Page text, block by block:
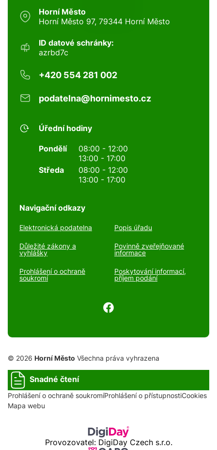
Horní Město
Horní Město 97, 79344 Horní Město
ID datové schránky:
azrbd7c
+420 554 281 002
podatelna@hornimesto.cz
Úřední hodiny
Pondělí
08:00 - 12:00
13:00 - 17:00
Středa
08:00 - 12:00
13:00 - 17:00
Navigační odkazy
Elektronická podatelna Popis úřadu
Důležité zákony a
vyhlášky
Povinně zveřejňované
informace
Prohlášení o ochraně
soukromí
Poskytování informací,
příjem podání
© 2026 Horní Město Všechna práva vyhrazena
Snadné čtení
Prohlášení o ochraně soukromíProhlášení o přístupnostiCookies
Mapa webu
Provozovatel: DigiDay Czech s.r.o.